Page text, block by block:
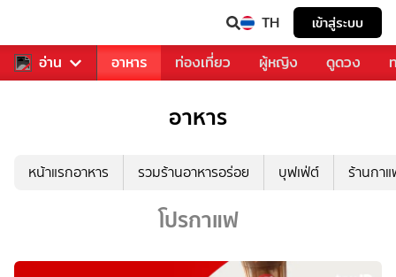
TH เข้าสู่ระบบ
อ่าน
รวงการเพลง อาหาร ท่องเที่ยว ผู้หญิง ดูดวง
อาหาร
หน้าแรกอาหาร รวมร้านอาหารอร่อย บุฟเฟ่ต์ ร้านกา
โปรกาแฟ